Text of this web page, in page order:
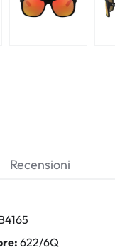
622/6Q
Recensioni